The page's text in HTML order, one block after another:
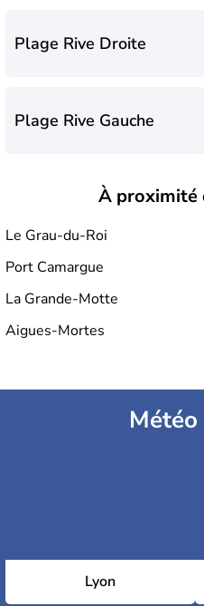
Plage Rive Droite
Plage Rive Gauche
Plage de l'Espiguette
À proximité
Le Grau-du-Roi
Port Camargue
La Grande-Motte
Aigues-Mortes
Météo
Lyon